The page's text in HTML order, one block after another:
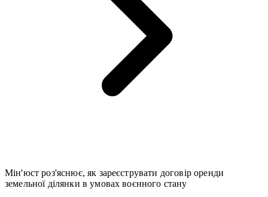
Мін'юст роз'яснює, як зареєструвати договір оренди
земельної ділянки в умовах воєнного стану